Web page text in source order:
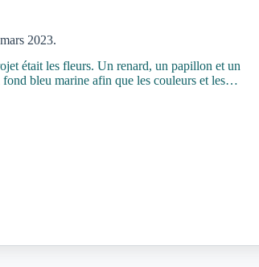
2023.
était les fleurs. Un renard, un papillon et un
bleu marine afin que les couleurs et les…